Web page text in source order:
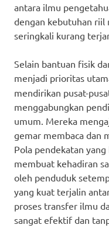
antara ilmu
dengan kebutuhan riil
seringkali kurang
Selain bantuan fisik
menjadi prioritas
mendirikan pusat-
menggabungkan
umum. Mereka
gemar membaca dan
Pola pendekatan
membuat kehadiran
oleh penduduk
yang kuat terjalin
proses transfer ilmu
sangat efektif dan